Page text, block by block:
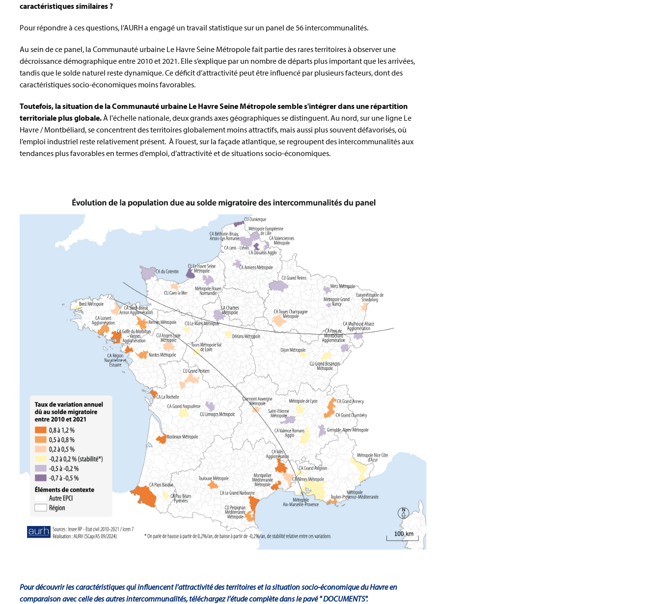
caractéristiques similaires ?
Pour répondre à ces questions, l’AURH a engagé un travail statistique sur un panel de 56 intercommunalités.
Au sein de ce panel, la Communauté urbaine Le Havre Seine Métropole fait partie des rares territoires à observer une
décroissance démographique entre 2010 et 2021. Elle s’explique par un nombre de départs plus important que les arrivées,
tandis que le solde naturel reste dynamique. Ce déficit d’attractivité peut être influencé par plusieurs facteurs, dont des
caractéristiques socio-économiques moins favorables.
Toutefois, la situation de la Communauté urbaine Le Havre Seine Métropole semble s'intégrer dans une répartition
territoriale plus globale.À l'échelle nationale, deux grands axes géographiques se distinguent. Au nord, sur une ligne Le
Havre / Montbéliard, se concentrent des territoires globalement moins attractifs, mais aussi plus souvent défavorisés, où
l’emploi industriel reste relativement présent. À l’ouest, sur la façade atlantique, se regroupent des intercommunalités aux
tendances plus favorables en termes d’emploi, d’attractivité et de situations socio-économiques.
Pour découvrir les caractéristiques qui influencent l'attractivité des territoires et la situation socio-économique du Havre en
comparaison avec celle des autres intercommunalités, téléchargez l'étude complète dans le pavé " DOCUMENTS".